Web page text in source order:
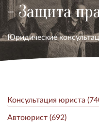
- Защита
Юридические
Консультация юриста
Автоюрист (692)